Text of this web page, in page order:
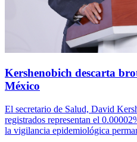
Kershenobich descarta
México
El secretario de Salud, David
registrados representan el
la vigilancia epidemiológica